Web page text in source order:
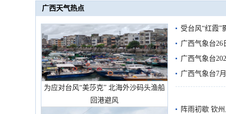
广西天气热点
为应对台风“美莎克” 北海外沙码头渔船
回港避风
受台风“红霞”
有较强降雨
广西气象台26
广西气象台
预警
广西气象台7
阵雨初歇 钦